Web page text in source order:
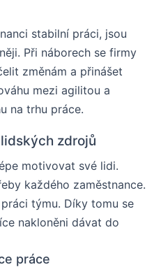
stabilní práci, jsou
Při náborech se firmy
změnám a přinášet
mezi agilitou a
na trhu práce.
zdrojů
motivovat své lidi.
každého zaměstnance.
týmu. Díky tomu se
nakloněni dávat do
práce